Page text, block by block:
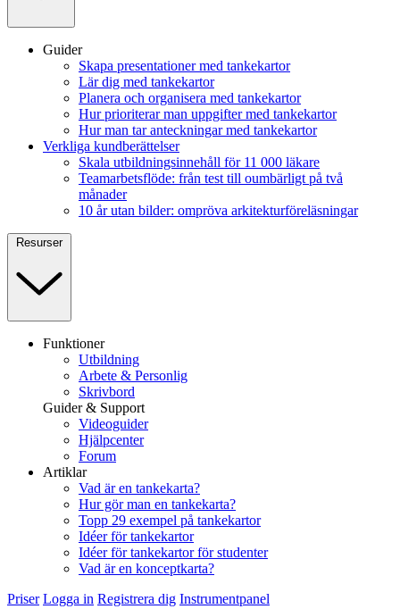
Guider
Skapa presentationer med tankekartor
Lär dig med tankekartor
Planera och organisera med tankekartor
Hur prioriterar man uppgifter med tankekartor
Hur man tar anteckningar med tankekartor
Verkliga kundberättelser
Skala utbildningsinnehåll för 11 000 läkare
Teamarbetsflöde: från test till oumbärligt på två
månader
10 år utan bilder: ompröva arkitekturföreläsningar
Resurser
Funktioner
Utbildning
Arbete & Personlig
Skrivbord
Guider & Support
Videoguider
Hjälpcenter
Forum
Artiklar
Vad är en tankekarta?
Hur gör man en tankekarta?
Topp 29 exempel på tankekartor
Idéer för tankekartor
Idéer för tankekartor för studenter
Vad är en konceptkarta?
Priser Logga in Registrera dig Instrumentpanel